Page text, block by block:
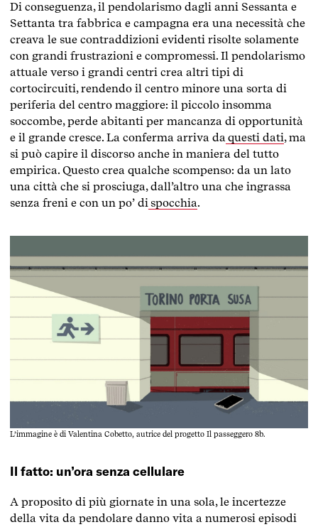
Di conseguenza, il pendolarismo dagli anni Sessanta e
Settanta tra fabbrica e campagna era una necessità che
creava le sue contraddizioni evidenti risolte solamente
con grandi frustrazioni e compromessi. Il pendolarismo
attuale verso i grandi centri crea altri tipi di
cortocircuiti, rendendo il centro minore una sorta di
periferia del centro maggiore: il piccolo insomma
soccombe, perde abitanti per mancanza di opportunità
e il grande cresce. La conferma arriva daquesti dati, ma
si può capire il discorso anche in maniera del tutto
empirica. Questo crea qualche scompenso: da un lato
una città che si prosciuga, dall’altro una che ingrassa
senza freni e con un po’ dispocchia.
L’immagine è di Valentina Cobetto, autrice del progetto Il passeggero 8b.
Il fatto: un’ora senza cellulare
A proposito di più giornate in una sola, le incertezze
della vita da pendolare danno vita a numerosi episodi